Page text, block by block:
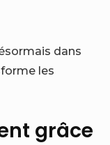
dans
les
grâce